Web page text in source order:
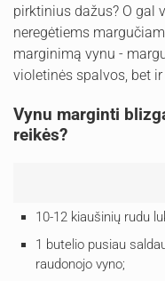
pirktinius dažus? O gal
neregėtiems
marginimą vynu -
violetinės spalvos, bet ir
Vynu marginti
reikės?
10-12 kiaušinių rudu
1 butelio pusiau
raudonojo vyno;